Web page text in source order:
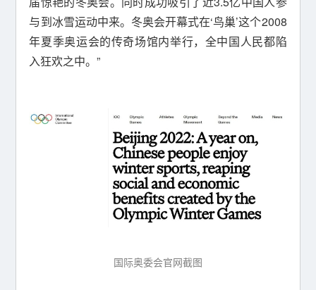
与到冰雪运动中来。冬奥会开幕式在‘鸟巢’这个2008
年夏季奥运会的传奇场馆内举行，全中国人民都陷
入狂欢之中。”
国际奥委会官网截图